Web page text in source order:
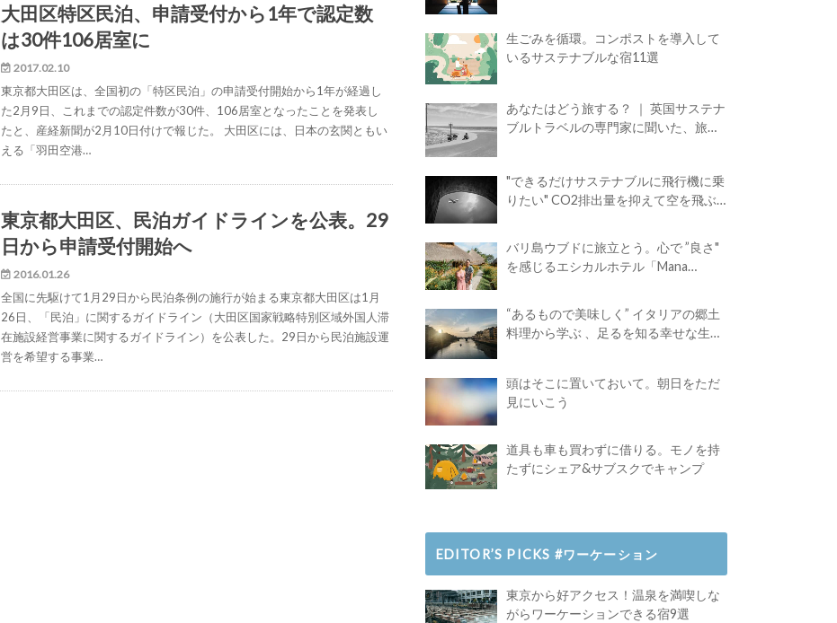
大田区特区民泊、申請受付から1年で認定数
は30件106居室に
2017.02.10
東京都大田区は、全国初の「特区民泊」の申請受付開始から1年が経過し
た2月9日、これまでの認定件数が30件、106居室となったことを発表し
たと、産経新聞が2月10日付けで報じた。 大田区には、日本の玄関ともい
える「羽田空港…
東京都大田区、民泊ガイドラインを公表。29
日から申請受付開始へ
2016.01.26
全国に先駆けて1月29日から民泊条例の施行が始まる東京都大田区は1月
26日、「民泊」に関するガイドライン（大田区国家戦略特別区域外国人滞
在施設経営事業に関するガイドライン）を公表した。29日から民泊施設運
営を希望する事業…
生ごみを循環。コンポストを導入して
いるサステナブルな宿11選
あなたはどう旅する？ ｜ 英国サステナ
ブルトラベルの専門家に聞いた、旅の
"できるだけサステナブルに飛行機に乗
りたい" CO2排出量を抑えて空を飛ぶ
バリ島ウブドに旅立とう。心で ”良さ"
を感じるエシカルホテル「Mana
“あるもので美味しく” イタリアの郷土
料理から学ぶ 、足るを知る幸せな生き
頭はそこに置いておいて。朝日をただ
見にいこう
道具も車も買わずに借りる。モノを持
たずにシェア&サブスクでキャンプ
EDITOR’S PICKS #ワーケーション
東京から好アクセス！温泉を満喫しな
がらワーケーションできる宿9選